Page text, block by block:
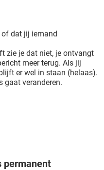
of dat jij iemand
zie je dat niet, je ontvangt
meer terug. Als jij
er wel in staan (helaas).
gaat veranderen.
permanent